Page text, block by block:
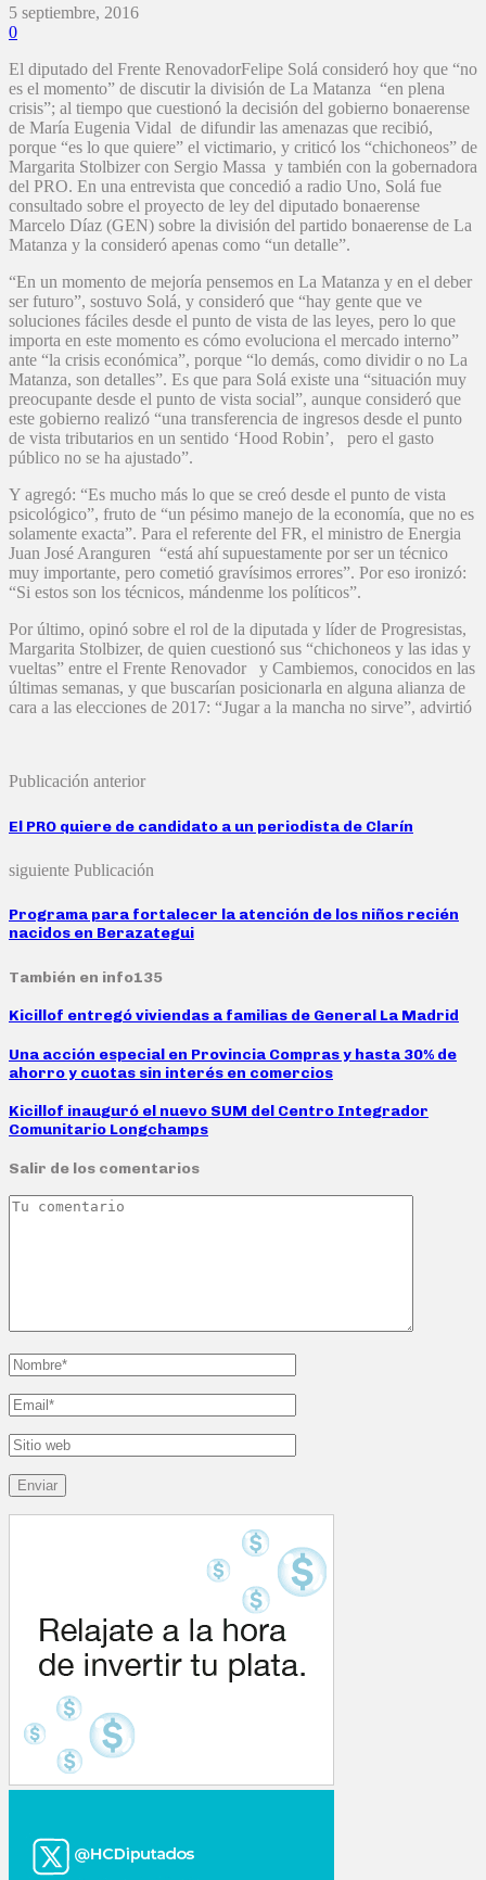
5 septiembre, 2016
0
El diputado del Frente RenovadorFelipe Solá consideró hoy que “no
es el momento” de discutir la división de La Matanza “en plena
crisis”; al tiempo que cuestionó la decisión del gobierno bonaerense
de María Eugenia Vidal de difundir las amenazas que recibió,
porque “es lo que quiere” el victimario, y criticó los “chichoneos” de
Margarita Stolbizer con Sergio Massa y también con la gobernadora
del PRO. En una entrevista que concedió a radio Uno, Solá fue
consultado sobre el proyecto de ley del diputado bonaerense
Marcelo Díaz (GEN) sobre la división del partido bonaerense de La
Matanza y la consideró apenas como “un detalle”.
“En un momento de mejoría pensemos en La Matanza y en el deber
ser futuro”, sostuvo Solá, y consideró que “hay gente que ve
soluciones fáciles desde el punto de vista de las leyes, pero lo que
importa en este momento es cómo evoluciona el mercado interno”
ante “la crisis económica”, porque “lo demás, como dividir o no La
Matanza, son detalles”. Es que para Solá existe una “situación muy
preocupante desde el punto de vista social”, aunque consideró que
este gobierno realizó “una transferencia de ingresos desde el punto
de vista tributarios en un sentido ‘Hood Robin’, pero el gasto
público no se ha ajustado”.
Y agregó: “Es mucho más lo que se creó desde el punto de vista
psicológico”, fruto de “un pésimo manejo de la economía, que no es
solamente exacta”. Para el referente del FR, el ministro de Energia
Juan José Aranguren “está ahí supuestamente por ser un técnico
muy importante, pero cometió gravísimos errores”. Por eso ironizó:
“Si estos son los técnicos, mándenme los políticos”.
Por último, opinó sobre el rol de la diputada y líder de Progresistas,
Margarita Stolbizer, de quien cuestionó sus “chichoneos y las idas y
vueltas” entre el Frente Renovador y Cambiemos, conocidos en las
últimas semanas, y que buscarían posicionarla en alguna alianza de
cara a las elecciones de 2017: “Jugar a la mancha no sirve”, advirtió
Publicación anterior
El PRO quiere de candidato a un periodista de Clarín
siguiente Publicación
Programa para fortalecer la atención de los niños recién
nacidos en Berazategui
También en info135
Kicillof entregó viviendas a familias de General La Madrid
Una acción especial en Provincia Compras y hasta 30% de
ahorro y cuotas sin interés en comercios
Kicillof inauguró el nuevo SUM del Centro Integrador
Comunitario Longchamps
Salir de los comentarios